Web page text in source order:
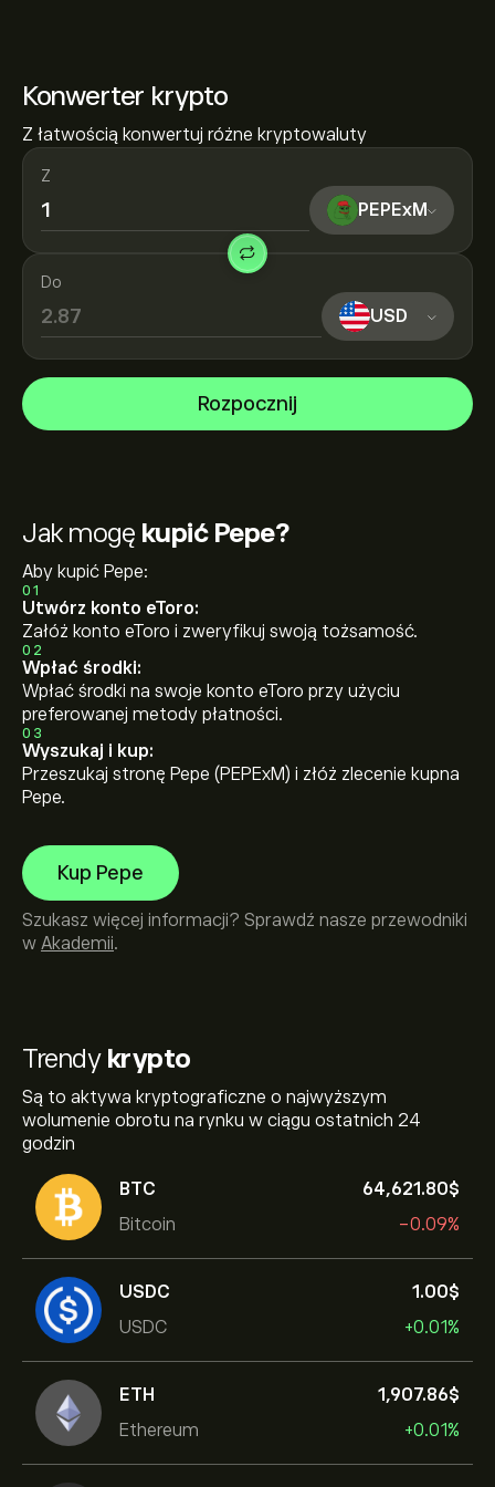
Konwerter krypto
Z łatwością konwertuj różne kryptowaluty
Z
PEPExM
Do
USD
Rozpocznij
Trendy krypto
Są to aktywa kryptograficzne o najwyższym
wolumenie obrotu na rynku w ciągu ostatnich 24
godzin
BTC
Bitcoin
64,621.80‎$‎
-0.09%
USDC
USDC
1.00‎$‎
+0.01%
ETH
Ethereum
1,907.86‎$‎
+0.01%
Jak mogę kupić Pepe?
Aby kupić Pepe:
01
Utwórz konto eToro:
Załóż konto eToro i zweryfikuj swoją tożsamość.
02
Wpłać środki:
Wpłać środki na swoje konto eToro przy użyciu
preferowanej metody płatności.
03
Wyszukaj i kup:
Przeszukaj stronę Pepe (PEPExM) i złóż zlecenie kupna
Pepe.
Kup Pepe
Szukasz więcej informacji? Sprawdź nasze przewodniki
w Akademii.